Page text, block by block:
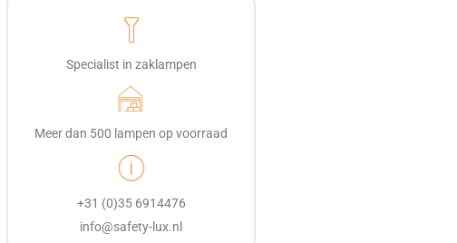
Specialist in zaklampen
Meer dan 500 lampen op voorraad
+31 (0)35 6914476
info@safety-lux.nl